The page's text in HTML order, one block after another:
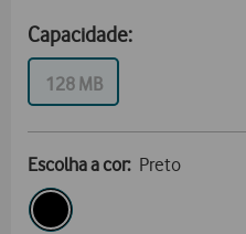
Capacidade:
128 MBMB
Escolha a cor: Preto